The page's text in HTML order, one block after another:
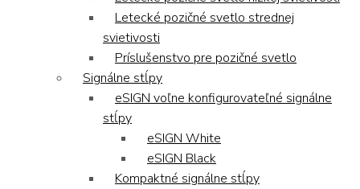
Letecké pozičné svetlo strednej
svietivosti
Príslušenstvo pre pozičné svetlo
Signálne stĺpy
eSIGN voľne konfigurovateľné signálne
stĺpy
eSIGN White
eSIGN Black
Kompaktné signálne stĺpy